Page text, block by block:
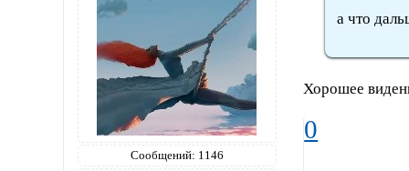
Сообщений: 1146
а что
Хорошее
0